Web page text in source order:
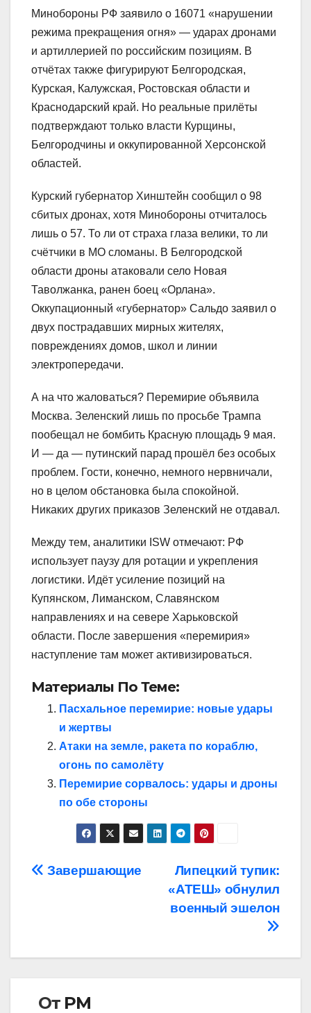
Минобороны РФ заявило о 16071 «нарушении
режима прекращения огня» — ударах дронами
и артиллерией по российским позициям. В
отчётах также фигурируют Белгородская,
Курская, Калужская, Ростовская области и
Краснодарский край. Но реальные прилёты
подтверждают только власти Курщины,
Белгородчины и оккупированной Херсонской
областей.
Курский губернатор Хинштейн сообщил о 98
сбитых дронах, хотя Минобороны отчиталось
лишь о 57. То ли от страха глаза велики, то ли
счётчики в МО сломаны. В Белгородской
области дроны атаковали село Новая
Таволжанка, ранен боец «Орлана».
Оккупационный «губернатор» Сальдо заявил о
двух пострадавших мирных жителях,
повреждениях домов, школ и линии
электропередачи.
А на что жаловаться? Перемирие объявила
Москва. Зеленский лишь по просьбе Трампа
пообещал не бомбить Красную площадь 9 мая.
И — да — путинский парад прошёл без особых
проблем. Гости, конечно, немного нервничали,
но в целом обстановка была спокойной.
Никаких других приказов Зеленский не отдавал.
Между тем, аналитики ISW отмечают: РФ
использует паузу для ротации и укрепления
логистики. Идёт усиление позиций на
Купянском, Лиманском, Славянском
направлениях и на севере Харьковской
области. После завершения «перемирия»
наступление там может активизироваться.
Материалы По Теме:
Пасхальное перемирие: новые удары
и жертвы
Атаки на земле, ракета по кораблю,
огонь по самолёту
Перемирие сорвалось: удары и дроны
по обе стороны
Навигация
Липецкий тупик:
«АТЕШ» обнулил
военный эшелон
Завершающие
От РМ